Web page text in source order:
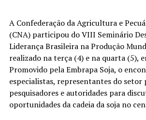
Condições das lavouras de soja nos
melhora
DON'T MISS
Operação marca início do período de
piracema nesta quarta-feira
recall.
O surto está ligado a pimentas
México, com 345 casos registrados em
americanos e 36 hospitalizações. As
sanitárias mantêm a investigação
produto e possíveis medidas adicionais
A Confederação da Agricultura e
(CNA) participou do VIII Seminário
Liderança Brasileira na Produção
realizado na terça (4) e na quarta (5),
Promovido pela Embrapa Soja, o
especialistas, representantes do setor
pesquisadores e autoridades para
oportunidades da cadeia da soja no